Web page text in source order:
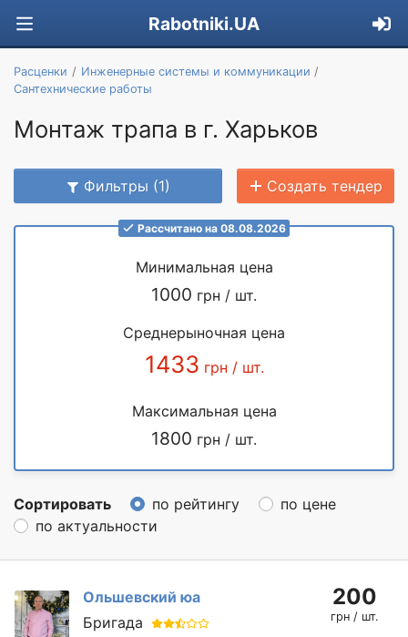
Rabotniki.UA
Расценки
Инженерные системы и коммуникации
Сантехнические работы
Монтаж трапа в г. Харьков
Фильтры (1) Создать тендер
Рассчитано на 08.08.2026
Минимальная цена
1000 грн / шт.
Среднерыночная цена
1433 грн / шт.
Максимальная цена
1800 грн / шт.
Сортировать по рейтингу
по цене
по актуальности
Ольшевский юа
Бригада
200
грн / шт.